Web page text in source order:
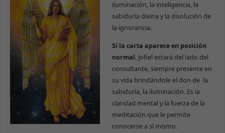
iluminación, la inteligencia, la
sabiduría divina y la disolución de
la ignorancia.
Si la carta aparece en posición
normal, Jofiel estará del lado del
consultante, siempre presente en
su vida brindándole el don de la
sabiduría, la iluminación. Es la
claridad mental y la fuerza de la
meditación que le permite
conocerse a sí mismo.